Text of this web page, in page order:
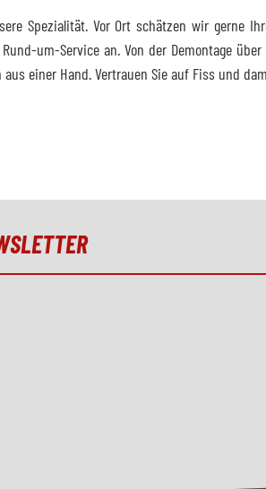
Spezialität. Vor Ort schätzen wir gerne
um-Service an. Von der Demontage
einer Hand. Vertrauen Sie auf Fiss und